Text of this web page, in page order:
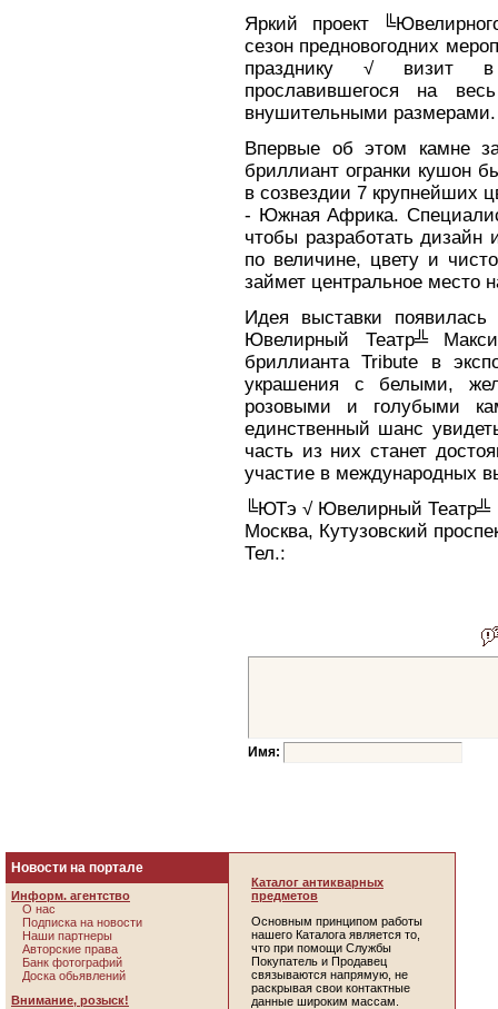
Яркий проект
сезон предновогодних
празднику √ визит в
прославившегося на
внушительными размерами.
Впервые об этом камне
бриллиант огранки кушон
в созвездии 7 крупнейших
- Южная Африка.
чтобы разработать дизайн
по величине, цвету и
займет центральное место
Идея выставки
Ювелирный Театр╩
бриллианта Tribute в
украшения с белыми,
розовыми и голубыми
единственный шанс
часть из них станет
участие в международных
╚ЮТэ √ Ювелирный Театр╩
Москва, Кутузовский
Тел.:
Имя:
Новости на портале
Информ. агентство
О нас
Подписка на новости
Наши партнеры
Авторские права
Банк фотографий
Доска обьявлений
Внимание, розыск!
Каталог антикварных
предметов
Основным принципом работы
нашего Каталога является то,
что при помощи Службы
Покупатель и Продавец
связываются напрямую, не
раскрывая свои контактные
данные широким массам.